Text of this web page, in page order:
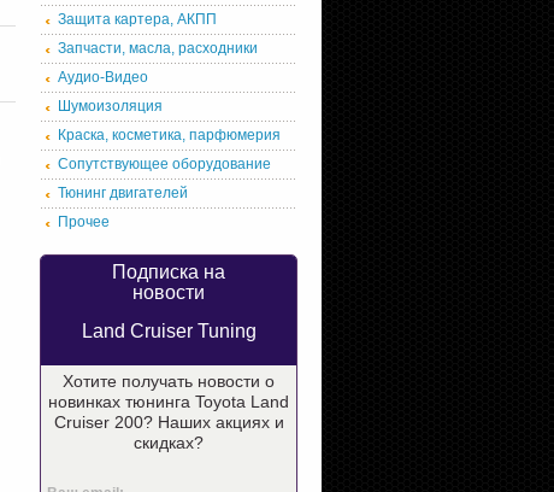
Защита картера, АКПП
Запчасти, масла, расходники
Аудио-Видео
Шумоизоляция
Краска, косметика, парфюмерия
Сопутствующее оборудование
Тюнинг двигателей
Прочее
Подписка на
новости
Land Cruiser Tuning
Хотите получать новости о
новинках тюнинга Toyota Land
Cruiser 200? Наших акциях и
скидках?